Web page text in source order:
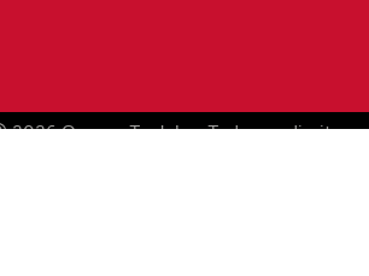
2026 Oregon Tool, Inc. Todos os direitos